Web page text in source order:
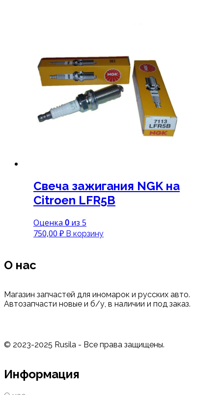
Свеча зажигания NGK на
Citroen LFR5B
Оценка 0 из 5
750,00 ₽ В корзину
О нас
Магазин запчастей для иномарок и русских авто.
Автозапчасти новые и б/у, в наличии и под заказ.
© 2023-2025 Rusila - Все права защищены.
Информация